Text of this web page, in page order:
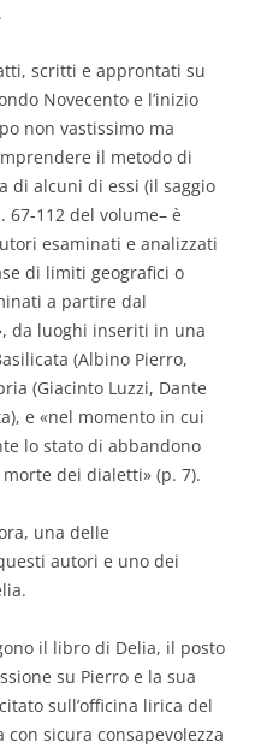
scritti e approntati su
Novecento e l’inizio
non vastissimo ma
il metodo di
di alcuni di essi (il saggio
67-112 del volume– è
esaminati e analizzati
di limiti geografici o
a partire dal
da luoghi inseriti in una
(Albino Pierro,
(Giacinto Luzzi, Dante
e «nel momento in cui
lo stato di abbandono
dei dialetti» (p. 7).
una delle
autori e uno dei
il libro di Delia, il posto
su Pierro e la sua
sull’officina lirica del
sicura consapevolezza